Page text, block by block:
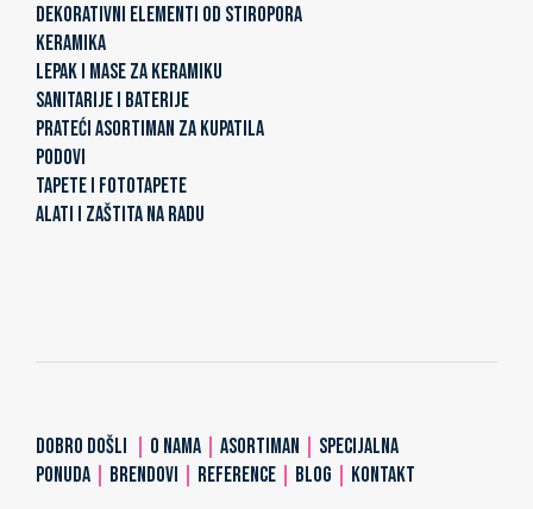
DEKORATIVNI ELEMENTI OD STIROPORA
KERAMIKA
LEPAK I MASE ZA KERAMIKU
SANITARIJE I BATERIJE
PRATEĆI ASORTIMAN ZA KUPATILA
PODOVI
TAPETE I FOTOTAPETE
ALATI I ZAŠTITA NA RADU
DOBRO DOŠLI O NAMA ASORTIMAN
SPECIJALNA
PONUDA
BRENDOVI REFERENCE BLOG KONTAKT